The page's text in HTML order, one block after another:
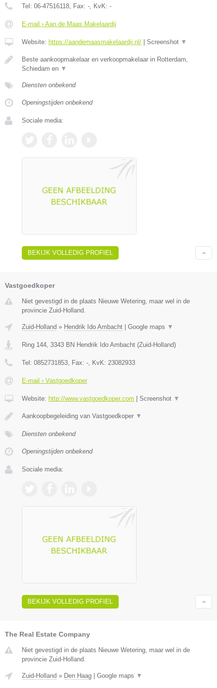
Tel: 06-47516118, Fax: -, KvK: -
E-mail › Aan de Maas Makelaardij
Website: https://aandemaasmakelaardij.nl/ Screenshot ▼
Beste aankoopmakelaar en verkoopmakelaar in Rotterdam,
Schiedam en ▼
Diensten onbekend
Openingstijden onbekend
Sociale media:
BEKIJK VOLLEDIG PROFIEL
Vastgoedkoper
Niet gevestigd in de plaats Nieuwe Wetering, maar wel in de
provincie Zuid-Holland.
Zuid-Holland » Hendrik Ido Ambacht Google maps ▼
Ring 144 3343 BN Hendrik Ido Ambacht (Zuid-Holland)
Tel: 0852731853 , Fax: - , KvK: 23082933
E-mail › Vastgoedkoper
Website: http://www.vastgoedkoper.com Screenshot ▼
Aankoopbegeleiding van Vastgoedkoper ▼
Diensten onbekend
Openingstijden onbekend
Sociale media:
BEKIJK VOLLEDIG PROFIEL
The Real Estate Company
Niet gevestigd in de plaats Nieuwe Wetering, maar wel in de
provincie Zuid-Holland.
Zuid-Holland » Den Haag | Google maps ▼